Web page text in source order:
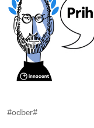
#odber#